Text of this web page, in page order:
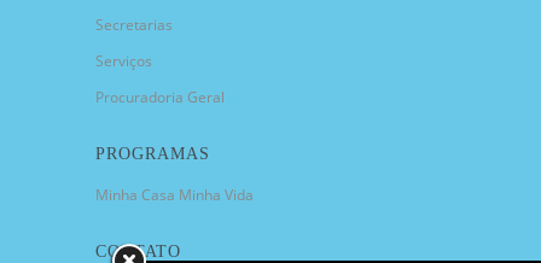
Secretarias
Serviços
Procuradoria Geral
PROGRAMAS
Minha Casa Minha Vida
CONTATO